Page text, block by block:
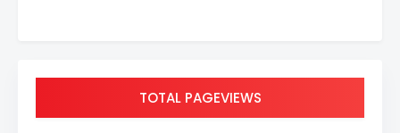
TOTAL PAGEVIEWS